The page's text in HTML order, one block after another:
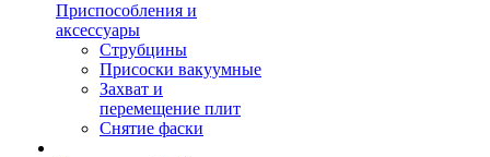
Приспособления и
аксессуары
Струбцины
Присоски вакуумные
Захват и
перемещение плит
Снятие фаски